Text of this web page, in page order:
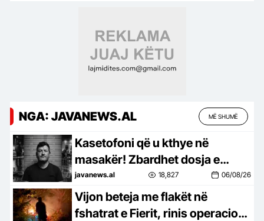
NGA: JAVANEWS.AL MË SHUMË
Kasetofoni që u kthye në
masakër! Zbardhet dosja e
Hoxhës: Pas dy vëllezërve vrau
edhe gruan e tij 19-vjeçare
javanews.al 18,827 06/08/26
Vijon beteja me flakët në
fshatrat e Fierit, rinis operacioni